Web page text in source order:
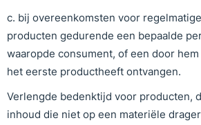
c. bij overeenkomsten voor
producten gedurende een bepaalde
waaropde consument, of een door
het eerste productheeft ontvangen.
Verlengde bedenktijd voor producten,
inhoud die niet op een materiële